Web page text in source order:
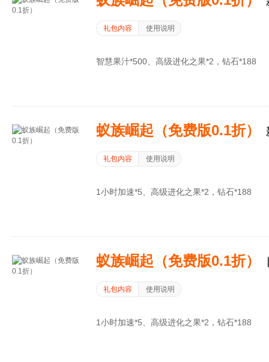
礼包内容 使用说明
智慧果汁*500、高级进化之果*2，钻石*188
蚁族崛起（免费版0.1折）
礼包内容 使用说明
1小时加速*5、高级进化之果*2，钻石*188
蚁族崛起（免费版0.1折）
礼包内容 使用说明
1小时加速*5、高级进化之果*2，钻石*188